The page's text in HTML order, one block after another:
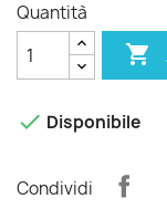
Quantità

 Disponibile
Condividi